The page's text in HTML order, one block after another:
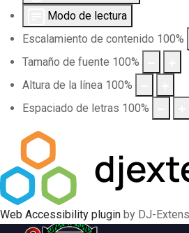
Modo de lectura
Escalamiento de contenido 100%
Tamaño de fuente 100%
Altura de la línea 100%
Espaciado de letras 100%
Web Accessibility plugin by DJ-